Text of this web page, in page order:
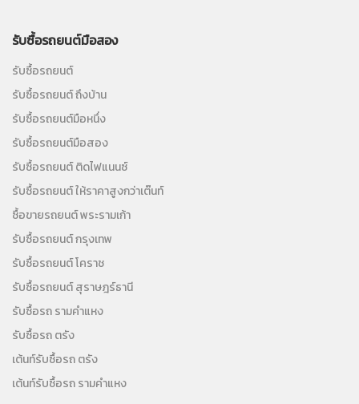
รับซื้อรถยนต์มือสอง
รับซื้อรถยนต์
รับซื้อรถยนต์ ถึงบ้าน
รับซื้อรถยนต์มือหนึ่ง
รับซื้อรถยนต์มือสอง
รับซื้อรถยนต์ ติดไฟแนนซ์
รับซื้อรถยนต์ ให้ราคาสูงกว่าเต๊นท์
ซื้อขายรถยนต์ พระรามเก้า
รับซื้อรถยนต์ กรุงเทพ
รับซื้อรถยนต์ โคราช
รับซื้อรถยนต์ สุราษฎร์ธานี
รับซื้อรถ รามคำแหง
รับซื้อรถ ตรัง
เต้นท์รับซื้อรถ ตรัง
เต้นท์รับซื้อรถ รามคำแหง